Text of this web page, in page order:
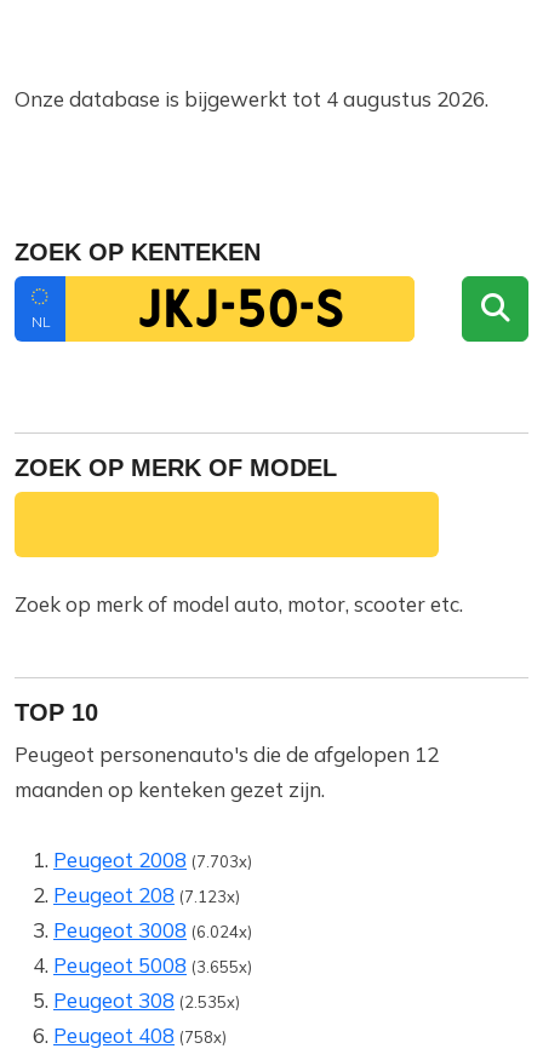
Onze database is bijgewerkt tot 4 augustus 2026.
ZOEK OP KENTEKEN
NL
ZOEK OP MERK OF MODEL
Zoek op merk of model auto, motor, scooter etc.
TOP 10
Peugeot personenauto's die de afgelopen 12
maanden op kenteken gezet zijn.
Peugeot 2008 (7.703x)
Peugeot 208 (7.123x)
Peugeot 3008 (6.024x)
Peugeot 5008 (3.655x)
Peugeot 308 (2.535x)
Peugeot 408 (758x)